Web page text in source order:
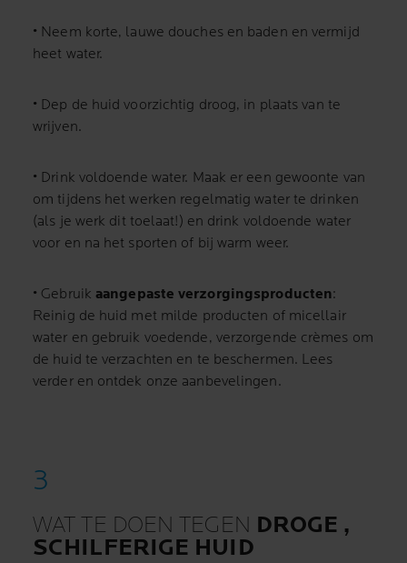
• Neem korte, lauwe douches en baden en vermijd
heet water.
• Dep de huid voorzichtig droog, in plaats van te
wrijven.
• Drink voldoende water. Maak er een gewoonte van
om tijdens het werken regelmatig water te drinken
(als je werk dit toelaat!) en drink voldoende water
voor en na het sporten of bij warm weer.
• Gebruik aangepaste verzorgingsproducten:
Reinig de huid met milde producten of micellair
water en gebruik voedende, verzorgende crèmes om
de huid te verzachten en te beschermen. Lees
verder en ontdek onze aanbevelingen.
WAT TE DOEN TEGEN DROGE ,
SCHILFERIGE HUID